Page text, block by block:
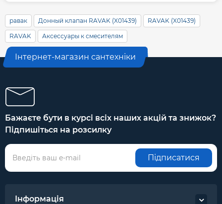
равак Донный клапан RAVAK (X01439) RAVAK (X01439)
RAVAK Аксессуары к смесителям
Інтернет-магазин сантехніки
Бажаєте бути в курсі всіх наших акцій та знижок?
Підпишіться на розсилку
Підписатися
Інформація